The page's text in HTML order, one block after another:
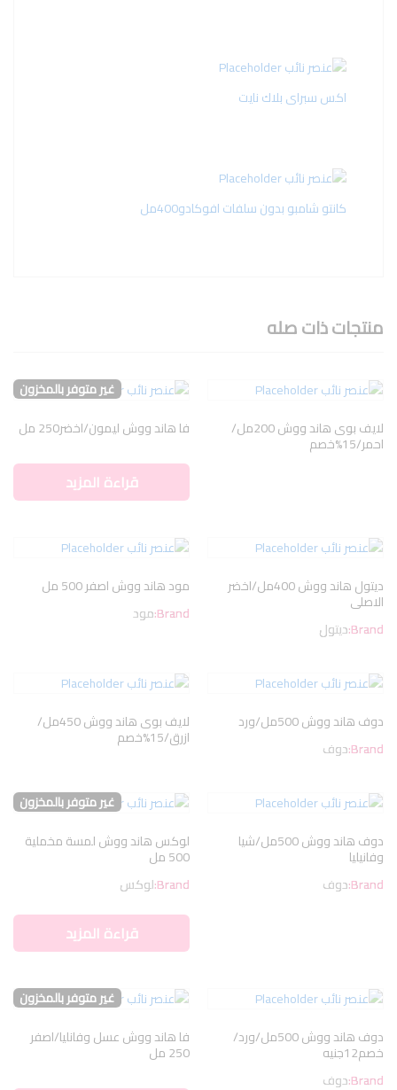
اكس سبراى بلاك نايت
كانتو شامبو بدون سلفات افوكادو400مل
منتجات ذات صله
لايف بوى هاند ووش 200مل/
احمر/15%خصم
غير متوفر بالمخزون
فا هاند ووش ليمون/اخضر250 مل
قراءة المزيد
ديتول هاند ووش 400مل/اخضر
الاصلى
Brand:ديتول
مود هاند ووش اصفر 500 مل
Brand:مود
دوف هاند ووش 500مل/ورد
Brand:دوف
لايف بوى هاند ووش 450مل/
ازرق/15%خصم
دوف هاند ووش 500مل/شيا
وفانيليا
Brand:دوف
غير متوفر بالمخزون
لوكس هاند ووش لمسة مخملية
500 مل
Brand:لوكس
قراءة المزيد
دوف هاند ووش 500مل/ورد/
خصم12جنيه
Brand:دوف
غير متوفر بالمخزون
فا هاند ووش عسل وفانليا/اصفر
250 مل